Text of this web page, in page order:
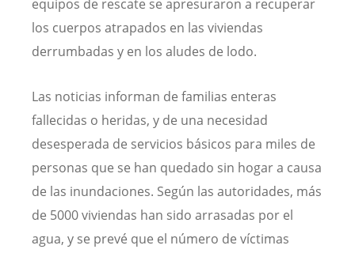
equipos de rescate se apresuraron a recuperar
los cuerpos atrapados en las viviendas
derrumbadas y en los aludes de lodo.
Las noticias informan de familias enteras
fallecidas o heridas, y de una necesidad
desesperada de servicios básicos para miles de
personas que se han quedado sin hogar a causa
de las inundaciones. Según las autoridades, más
de 5000 viviendas han sido arrasadas por el
agua, y se prevé que el número de víctimas